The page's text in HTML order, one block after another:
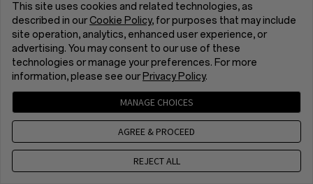
This site uses cookies and related technologies, as
described in ourCookie Policy, for purposes that may include
site operation, analytics, enhanced user experience, or
advertising. You may consent to our use of these
technologies or manage your preferences. For more
information, please see our Privacy Policy.
MANAGE CHOICES
AGREE & PROCEED
REJECT ALL